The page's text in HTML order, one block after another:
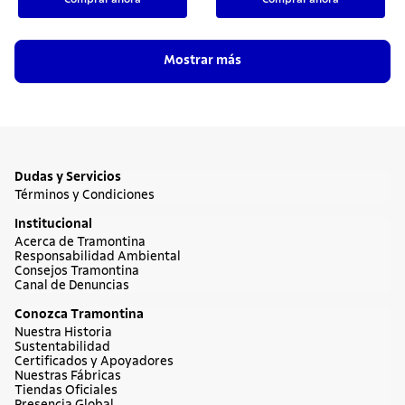
Mostrar más
Dudas y Servicios
Términos y Condiciones
Institucional
Acerca de Tramontina
Responsabilidad Ambiental
Consejos Tramontina
Canal de Denuncias
Conozca Tramontina
Nuestra Historia
Sustentabilidad
Certificados y Apoyadores
Nuestras Fábricas
Tiendas Oficiales